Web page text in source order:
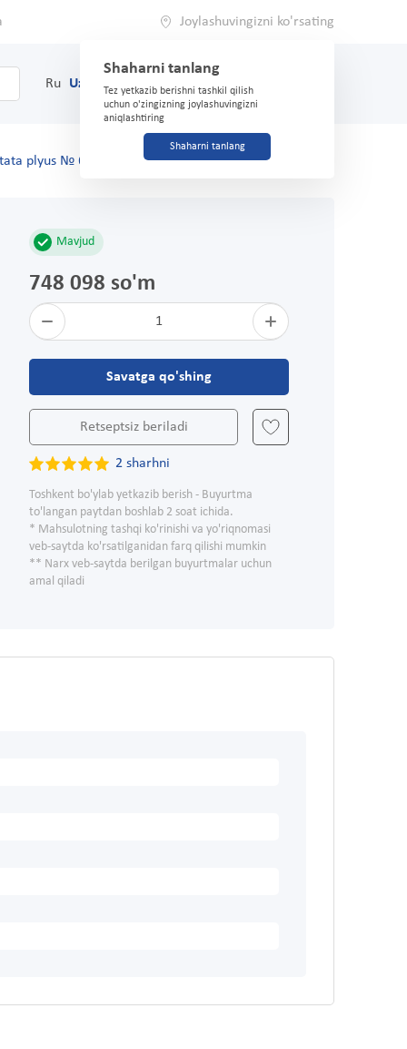
Joylashuvingizni ko'rsating
Shaharni tanlang
Tez yetkazib berishni tashkil qilish
uchun o'zingizning joylashuvingizni
aniqlashtiring
Shaharni tanlang
Ru Uz (71) 200-03-03
plyus № 60 qopqoq.
Mavjud
748 098 so'm
1
Savatga qo'shing
Retseptsiz beriladi
2 sharhni
Toshkent bo'ylab yetkazib berish - Buyurtma
to'langan paytdan boshlab 2 soat ichida.
* Mahsulotning tashqi ko'rinishi va yo'riqnomasi
veb-saytda ko'rsatilganidan farq qilishi mumkin
** Narx veb-saytda berilgan buyurtmalar uchun
amal qiladi